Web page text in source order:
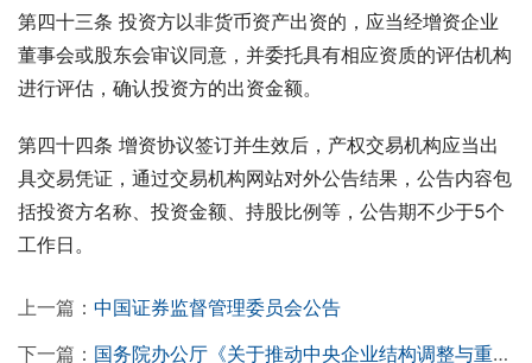
第四十三条 投资方以非货币资产出资的，应当经增资企业
董事会或股东会审议同意，并委托具有相应资质的评估机构
进行评估，确认投资方的出资金额。
第四十四条 增资协议签订并生效后，产权交易机构应当出
具交易凭证，通过交易机构网站对外公告结果，公告内容包
括投资方名称、投资金额、持股比例等，公告期不少于5个
工作日。
上一篇： 中国证券监督管理委员会公告
下一篇： 国务院办公厅《关于推动中央企业结构调整与重组的指导意见》